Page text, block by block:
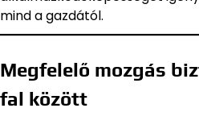
mind a gazdától.
Megfelelő mozgás
fal között